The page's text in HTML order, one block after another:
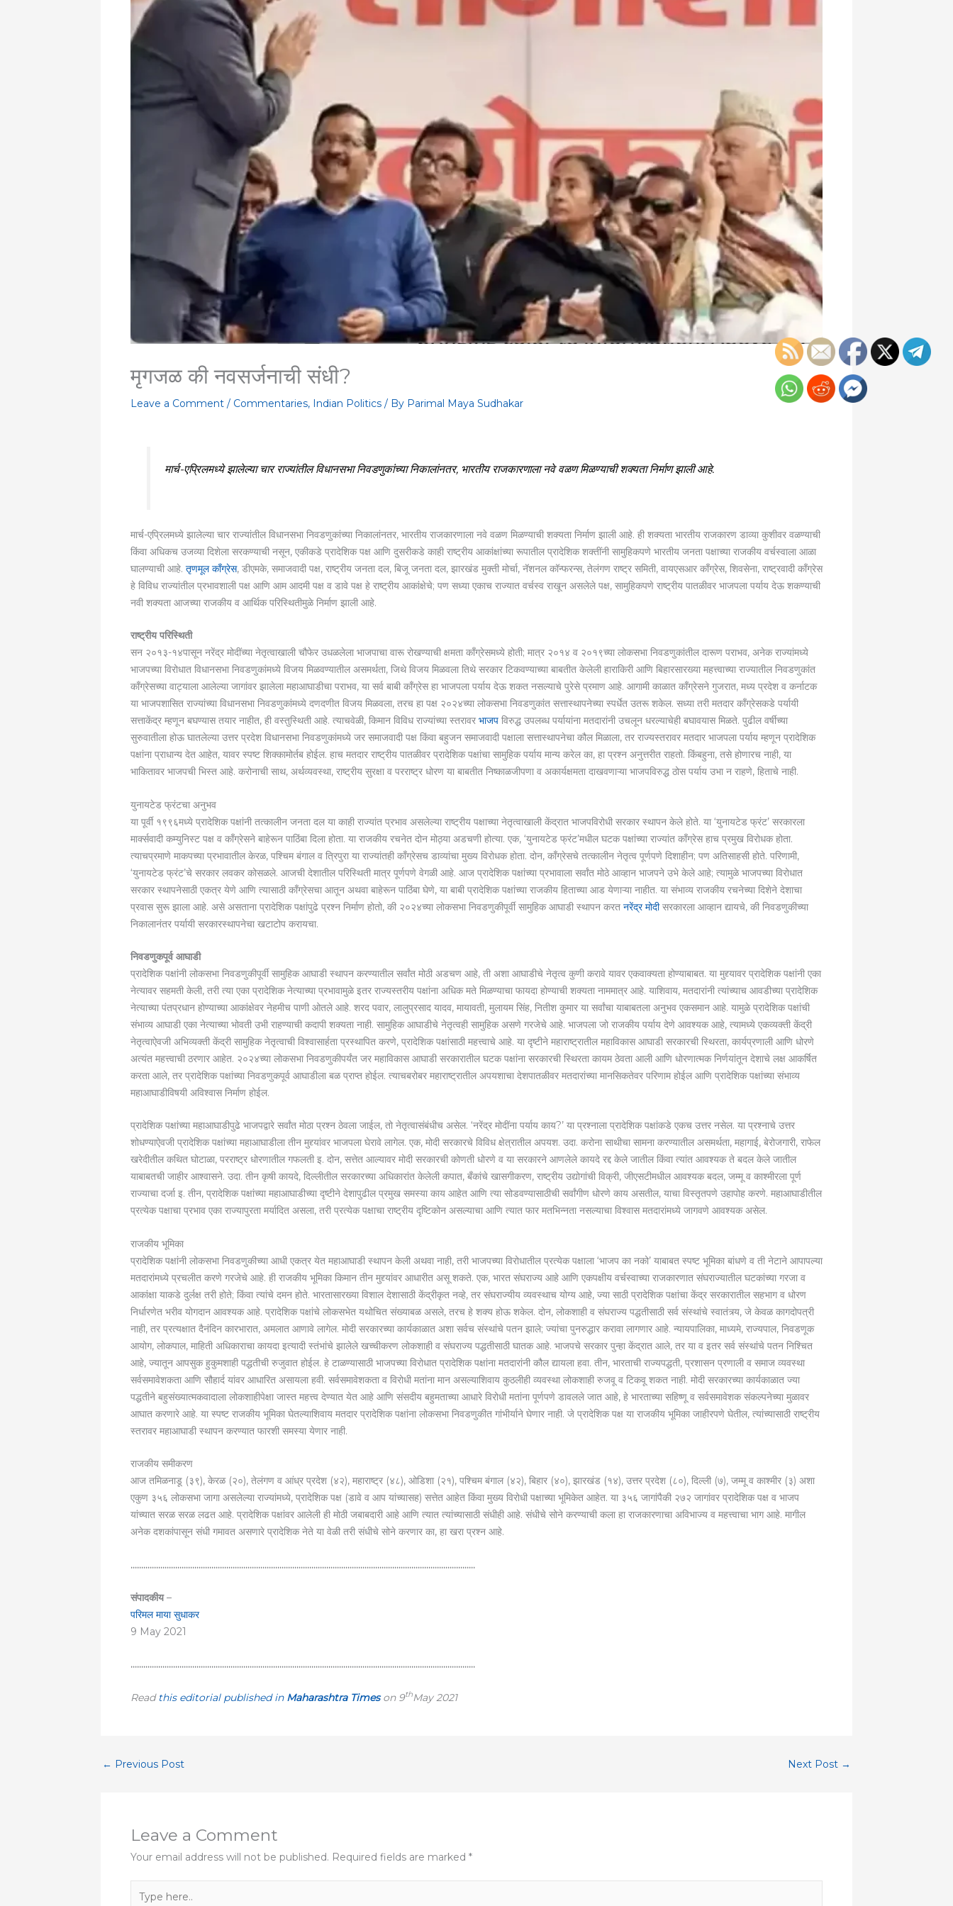
मृगजळ की नवसर्जनाची संधी?
Leave a Comment / Commentaries, Indian Politics / By Parimal Maya Sudhakar
मार्च-एप्रिलमध्ये झालेल्या चार राज्यांतील विधानसभा निवडणुकांच्या निकालांनतर, भारतीय राजकारणाला नवे वळण मिळण्याची शक्यता निर्माण झाली आहे.
मार्च-एप्रिलमध्ये झालेल्या चार राज्यांतील विधानसभा निवडणुकांच्या निकालांनतर, भारतीय राजकारणाला नवे वळण मिळण्याची शक्यता निर्माण झाली आहे. ही शक्यता भारतीय राजकारण डाव्या कुशीवर वळण्याची
किंवा अधिकच उजव्या दिशेला सरकण्याची नसून, एकीकडे प्रादेशिक पक्ष आणि दुसरीकडे काही राष्ट्रीय आकांक्षांच्या रूपातील प्रादेशिक शक्तींनी सामुहिकपणे भारतीय जनता पक्षाच्या राजकीय वर्चस्वाला आळा
घालण्याची आहे. तृणमूल काँग्रेस, डीएमके, समाजवादी पक्ष, राष्ट्रीय जनता दल, बिजू जनता दल, झारखंड मुक्ती मोर्चा, नॅशनल कॉन्फरन्स, तेलंगण राष्ट्र समिती, वायएसआर काँग्रेस, शिवसेना, राष्ट्रवादी काँग्रेस
हे विविध राज्यांतील प्रभावशाली पक्ष आणि आम आदमी पक्ष व डावे पक्ष हे राष्ट्रीय आकांक्षेचे; पण सध्या एकाच राज्यात वर्चस्व राखून असलेले पक्ष, सामुहिकपणे राष्ट्रीय पातळीवर भाजपला पर्याय देऊ शकण्याची
नवी शक्यता आजच्या राजकीय व आर्थिक परिस्थितीमुळे निर्माण झाली आहे.
राष्ट्रीय परिस्थिती
सन २०१३-१४पासून नरेंद्र मोदींच्या नेतृत्वाखाली चौफेर उधळलेला भाजपाचा वारू रोखण्याची क्षमता काँग्रेसमध्ये होती; मात्र २०१४ व २०१९च्या लोकसभा निवडणुकांतील दारूण पराभव, अनेक राज्यांमध्ये
भाजपच्या विरोधात विधानसभा निवडणुकांमध्ये विजय मिळवण्यातील असमर्थता, जिथे विजय मिळवला तिथे सरकार टिकवण्याच्या बाबतीत केलेली हाराकिरी आणि बिहारसारख्या महत्त्वाच्या राज्यातील निवडणुकांत
काँग्रेसच्या वाट्याला आलेल्या जागांवर झालेला महाआघाडीचा पराभव, या सर्व बाबी काँग्रेस हा भाजपला पर्याय देऊ शकत नसल्याचे पुरेसे प्रमाण आहे. आगामी काळात काँग्रेसने गुजरात, मध्य प्रदेश व कर्नाटक
या भाजपशासित राज्यांच्या विधानसभा निवडणुकांमध्ये दणदणीत विजय मिळवला, तरच हा पक्ष २०२४च्या लोकसभा निवडणुकांत सत्तास्थापनेच्या स्पर्धेत उतरू शकेल. सध्या तरी मतदार काँग्रेसकडे पर्यायी
सत्ताकेंद्र म्हणून बघण्यास तयार नाहीत, ही वस्तुस्थिती आहे. त्याचवेळी, किमान विविध राज्यांच्या स्तरावर भाजप विरुद्ध उपलब्ध पर्यायांना मतदारांनी उचलून धरल्याचेही बघावयास मिळते. पुढील वर्षीच्या
सुरुवातीला होऊ घातलेल्या उत्तर प्रदेश विधानसभा निवडणुकांमध्ये जर समाजवादी पक्ष किंवा बहुजन समाजवादी पक्षाला सत्तास्थापनेचा कौल मिळाला, तर राज्यस्तरावर मतदार भाजपला पर्याय म्हणून प्रादेशिक
पक्षांना प्राधान्य देत आहेत, यावर स्पष्ट शिक्कामोर्तब होईल. हाच मतदार राष्ट्रीय पातळीवर प्रादेशिक पक्षांचा सामुहिक पर्याय मान्य करेल का, हा प्रश्न अनुत्तरीत राहतो. किंबहुना, तसे होणारच नाही, या
भाकि‍तावर भाजपची भिस्त आहे. करोनाची साथ, अर्थव्यवस्था, राष्ट्रीय सुरक्षा व परराष्ट्र धोरण या बाबतीत निष्काळजीपणा व अकार्यक्षमता दाखवणाऱ्या भाजपविरुद्ध ठोस पर्याय उभा न राहणे, हिताचे नाही.
युनायटेड फ्रंटचा अनुभव
या पूर्वी १९९६मध्ये प्रादेशिक पक्षांनी तत्कालीन जनता दल या काही राज्यांत प्रभाव असलेल्या राष्ट्रीय पक्षाच्या नेतृत्वाखाली केंद्रात भाजपविरोधी सरकार स्थापन केले होते. या ‘युनायटेड फ्रंट’ सरकारला
मार्क्सवादी कम्युनिस्ट पक्ष व काँग्रेसने बाहेरून पाठिंबा दिला होता. या राजकीय रचनेत दोन मोठ्या अडचणी होत्या. एक, ‘युनायटेड फ्रंट’मधील घटक पक्षांच्या राज्यांत काँग्रेस हाच प्रमुख विरोधक होता.
त्याचप्रमाणे माकपच्या प्रभावातील केरळ, पश्चिम बंगाल व त्रिपुरा या राज्यांतही काँग्रेसच डाव्यांचा मुख्य विरोधक होता. दोन, काँग्रेसचे तत्कालीन नेतृत्व पूर्णपणे दिशाहीन; पण अतिसाहसी होते. परिणामी,
‘युनायटेड फ्रंट’चे सरकार लवकर कोसळले. आजची देशातील परिस्थिती मात्र पूर्णपणे वेगळी आहे. आज प्रादेशिक पक्षांच्या प्रभावाला सर्वांत मोठे आव्हान भाजपने उभे केले आहे; त्यामुळे भाजपच्या विरोधात
सरकार स्थापनेसाठी एकत्र येणे आणि त्यासाठी काँग्रेसचा आतून अथवा बाहेरून पाठिंबा घेणे, या बाबी प्रादेशिक पक्षांच्या राजकीय हिताच्या आड येणाऱ्या नाहीत. या संभाव्य राजकीय रचनेच्या दिशेने देशाचा
प्रवास सुरू झाला आहे. असे असताना प्रादेशिक पक्षांपुढे प्रश्न निर्माण होतो, की २०२४च्या लोकसभा निवडणुकीपूर्वी सामुहिक आघाडी स्थापन करत नरेंद्र मोदीसरकारला आव्हान द्यायचे, की निवडणुकीच्या
निकालानंतर पर्यायी सरकारस्थापनेचा खटाटोप करायचा.
निवडणुकपूर्व आघाडी
प्रादेशिक पक्षांनी लोकसभा निवडणुकीपूर्वी सामुहिक आघाडी स्थापन करण्यातील सर्वांत मोठी अडचण आहे, ती अशा आघाडीचे नेतृत्व कुणी करावे यावर एकवाक्यता होण्याबाबत. या मुद्द्यावर प्रादेशिक पक्षांनी एका
नेत्यावर सहमती केली, तरी त्या एका प्रादेशिक नेत्याच्या प्रभावामुळे इतर राज्यस्तरीय पक्षांना अधिक मते मिळण्याचा फायदा होण्याची शक्यता नाममात्र आहे. याशिवाय, मतदारांनी त्यांच्याच आवडीच्या प्रादेशिक
नेत्याच्या पंतप्रधान होण्याच्या आकांक्षेवर नेहमीच पाणी ओतले आहे. शरद पवार, लालुप्रसाद यादव, मायावती, मुलायम सिंह, नितीश कुमार या सर्वांचा याबाबतला अनुभव एकसमान आहे. यामुळे प्रादेशिक पक्षांची
संभाव्य आघाडी एका नेत्याच्या भोवती उभी राहण्याची कदापी शक्यता नाही. सामुहिक आघाडीचे नेतृत्वही सामुहिक असणे गरजेचे आहे. भाजपला जो राजकीय पर्याय देणे आवश्यक आहे, त्यामध्ये एकव्यक्ती केंद्री
नेतृत्वाऐवजी अभिव्यक्ती केंद्री सामुहिक नेतृत्वाची विश्वासार्हता प्रस्थापित करणे, प्रादेशिक पक्षांसाठी महत्त्वाचे आहे. या दृष्टीने महाराष्ट्रातील महाविकास आघाडी सरकारची स्थिरता, कार्यप्रणाली आणि धोरणे
अत्यंत महत्त्वाची ठरणार आहेत. २०२४च्या लोकसभा निवडणुकीपर्यंत जर महाविकास आघाडी सरकारातील घटक पक्षांना सरकारची स्थिरता कायम ठेवता आली आणि धोरणात्मक निर्णयांतून देशाचे लक्ष आकर्षित
करता आले, तर प्रादेशिक पक्षांच्या निवडणुकपूर्व आघाडीला बळ प्राप्त होईल. त्याचबरोबर महाराष्ट्रातील अपयशाचा देशपातळीवर मतदारांच्या मानसिकतेवर परिणाम होईल आणि प्रादेशिक पक्षांच्या संभाव्य
महाआघाडीविषयी अविश्वास निर्माण होईल.
प्रादेशिक पक्षांच्या महाआघाडीपुढे भाजपद्वारे सर्वांत मोठा प्रश्न ठेवला जाईल, तो नेतृत्वासंबंधीच असेल. ‘नरेंद्र मोदींना पर्याय काय?’ या प्रश्नाला प्रादेशिक पक्षांकडे एकच उत्तर नसेल. या प्रश्नाचे उत्तर
शोधण्याऐवजी प्रादेशिक पक्षांच्या महाआघाडीला तीन मुद्द्यांवर भाजपला घेरावे लागेल. एक, मोदी सरकारचे विविध क्षेत्रातील अपयश. उदा. करोना साथीचा सामना करण्यातील असमर्थता, महागाई, बेरोजगारी, राफेल
खरेदीतील कथित घोटाळा, परराष्ट्र धोरणातील गफलती इ. दोन, सत्तेत आल्यावर मोदी सरकारची कोणती धोरणे व या सरकारने आणलेले कायदे रद्द केले जातील किंवा त्यांत आवश्यक ते बदल केले जातील
याबाबतची जाहीर आश्वासने. उदा. तीन कृषी कायदे, दिल्लीतील सरकारच्या अधिकारांत केलेली कपात, बँकांचे खासगीकरण, राष्ट्रीय उद्योगांची विक्री, जीएसटीमधील आवश्यक बदल, जम्मू व काश्मीरला पूर्ण
राज्याचा दर्जा इ. तीन, प्रादेशिक पक्षांच्या महाआघाडीच्या दृष्टीने देशापुढील प्रमुख समस्या काय आहेत आणि त्या सोडवण्यासाठीची सर्वांगीण धोरणे काय असतील, याचा विस्तृतपणे उहापोह करणे. महाआघाडीतील
प्रत्येक पक्षाचा प्रभाव एका राज्यापुरता मर्यादित असला, तरी प्रत्येक पक्षाचा राष्ट्रीय दृष्टिकोन असल्याचा आणि त्यात फार मतभिन्नता नसल्याचा विश्वास मतदारांमध्ये जागवणे आवश्यक असेल.
राजकीय भूमिका
प्रादेशिक पक्षांनी लोकसभा निवडणुकीच्या आधी एकत्र येत महाआघाडी स्थापन केली अथवा नाही, तरी भाजपच्या विरोधातील प्रत्येक पक्षाला ‘भाजप का नको’ याबाबत स्पष्ट भूमिका बांधणे व ती नेटाने आपापल्या
मतदारांमध्ये प्रचलीत करणे गरजेचे आहे. ही राजकीय भूमिका किमान तीन मुद्द्यांवर आधारीत असू शकते. एक, भारत संघराज्य आहे आणि एकपक्षीय वर्चस्वाच्या राजकारणात संघराज्यातील घटकांच्या गरजा व
आकांक्षा याकडे दुर्लक्ष तरी होते; किंवा त्यांचे दमन होते. भारतासारख्या विशाल देशासाठी केंद्रीकृत नव्हे, तर संघराज्यीय व्यवस्थाच योग्य आहे, ज्या साठी प्रादेशिक पक्षांचा केंद्र सरकारातील सहभाग व धोरण
निर्धारणेत भरीव योगदान आवश्यक आहे. प्रादेशिक पक्षांचे लोकसभेत यथोचित संख्याबळ असले, तरच हे शक्य होऊ शकेल. दोन, लोकशाही व संघराज्य पद्धतीसाठी सर्व संस्थांचे स्वातंत्र्य, जे केवळ कागदोपत्री
नाही, तर प्रत्यक्षात दैनंदिन कारभारात, अमलात आणावे लागेल. मोदी सरकारच्या कार्यकाळात अशा सर्वच संस्थांचे पतन झाले; ज्यांचा पुनरुद्धार करावा लागणार आहे. न्यायपालिका, माध्यमे, राज्यपाल, निवडणूक
आयोग, लोकपाल, माहिती अधिकाराचा कायदा इत्यादी स्तंभांचे झालेले खच्चीकरण लोकशाही व संघराज्य पद्धतीसाठी घातक आहे. भाजपचे सरकार पुन्हा केंद्रात आले, तर या व इतर सर्व संस्थांचे पतन निश्चित
आहे, ज्यातून आपसुक हुकुमशाही पद्धतीची रुजुवात होईल. हे टाळण्यासाठी भाजपच्या विरोधात प्रादेशिक पक्षांना मतदारांनी कौल द्यायला हवा. तीन, भारताची राज्यपद्धती, प्रशासन प्रणाली व समाज व्यवस्था
सर्वसमावेशकता आणि सौहार्द यांवर आधारित असायला हवी. सर्वसमावेशकता व विरोधी मतांना मान असल्याशिवाय कुठलीही व्यवस्था लोकशाही रुजवू व टिकवू शकत नाही. मोदी सरकारच्या कार्यकाळात ज्या
पद्धतीने बहुसंख्यात्मकवादाला लोकशाहीपेक्षा जास्त महत्त्व देण्यात येत आहे आणि संसदीय बहुमताच्या आधारे विरोधी मतांना पूर्णपणे डावलले जात आहे, हे भारताच्या सहिष्णू व सर्वसमावेशक संकल्पनेच्या मुळावर
आघात करणारे आहे. या स्पष्ट राजकीय भूमिका घेतल्याशिवाय मतदार प्रादेशिक पक्षांना लोकसभा निवडणुकीत गांभीर्याने घेणार नाही. जे प्रादेशिक पक्ष या राजकीय भूमिका जाहीरपणे घेतील, त्यांच्यासाठी राष्ट्रीय
स्तरावर महाआघाडी स्थापन करण्यात फारशी समस्या येणार नाही.
राजकीय समीकरण
आज तमिळनाडू (३९), केरळ (२०), तेलंगण व आंध्र प्रदेश (४२), महाराष्ट्र (४८), ओडिशा (२१), पश्चिम बंगाल (४२), बिहार (४०), झारखंड (१४), उत्तर प्रदेश (८०), दिल्ली (७), जम्मू व काश्मीर (३) अशा
एकुण ३५६ लोकसभा जागा असलेल्या राज्यांमध्ये, प्रादेशिक पक्ष (डावे व आप यांच्यासह) सत्तेत आहेत किंवा मुख्य विरोधी पक्षाच्या भूमिकेत आहेत. या ३५६ जागांपैकी २७२ जागांवर प्रादेशिक पक्ष व भाजप
यांच्यात सरळ सरळ लढत आहे. प्रादेशिक पक्षांवर आलेली ही मोठी जबाबदारी आहे आणि त्यात त्यांच्यासाठी संधीही आहे. संधीचे सोने करण्याची कला हा राजकारणाचा अविभाज्य व महत्त्वाचा भाग आहे. मागील
अनेक दशकांपासून संधी गमावत असणारे प्रादेशिक नेते या वेळी तरी संधीचे सोने करणार का, हा खरा प्रश्न आहे.
………………………………………………………………………………………………………………………………………………
संपादकीय–
परिमल माया सुधाकर
9 May 2021
………………………………………………………………………………………………………………………………………………
Read this editorial published in Maharashtra Timeson 9thMay 2021
← Previous Post Next Post →
Leave a Comment
Your email address will not be published. Required fields are marked *